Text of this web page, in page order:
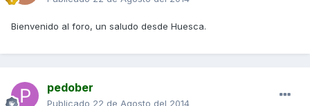
Bienvenido al foro, un saludo desde Huesca.
pedober
Publicado 22 de Agosto del 2014